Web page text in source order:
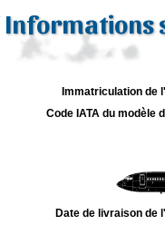
Informations
Immatriculation de
Code IATA du modèle
Date de livraison de